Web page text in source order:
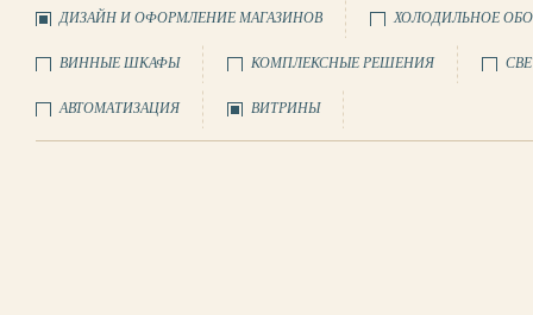
ДИЗАЙН И ОФОРМЛЕНИЕ МАГАЗИНОВ ХОЛОДИЛЬНОЕ
ВИННЫЕ ШКАФЫ КОМПЛЕКСНЫЕ РЕШЕНИЯ
АВТОМАТИЗАЦИЯ ВИТРИНЫ